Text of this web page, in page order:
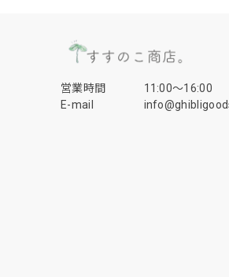
営業時間
11:00〜16:00
E-mail